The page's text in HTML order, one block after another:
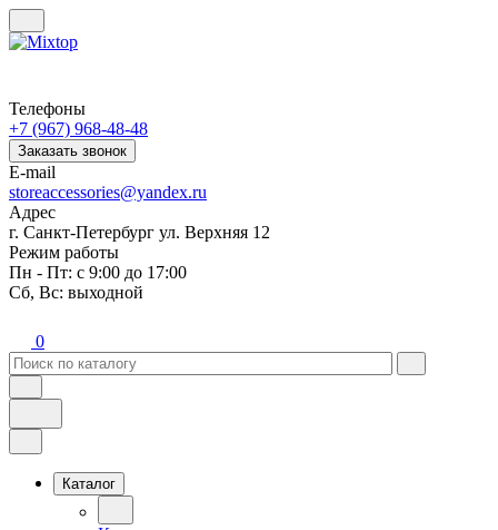
Телефоны
+7 (967) 968-48-48
Заказать звонок
E-mail
storeaccessories@yandex.ru
Адрес
г. Санкт-Петербург ул. Верхняя 12
Режим работы
Пн - Пт: с 9:00 до 17:00
Сб, Вс: выходной
0
Каталог